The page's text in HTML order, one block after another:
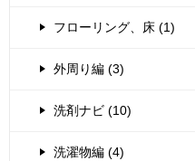
フローリング、床 (1)
外周り編 (3)
洗剤ナビ (10)
洗濯物編 (4)